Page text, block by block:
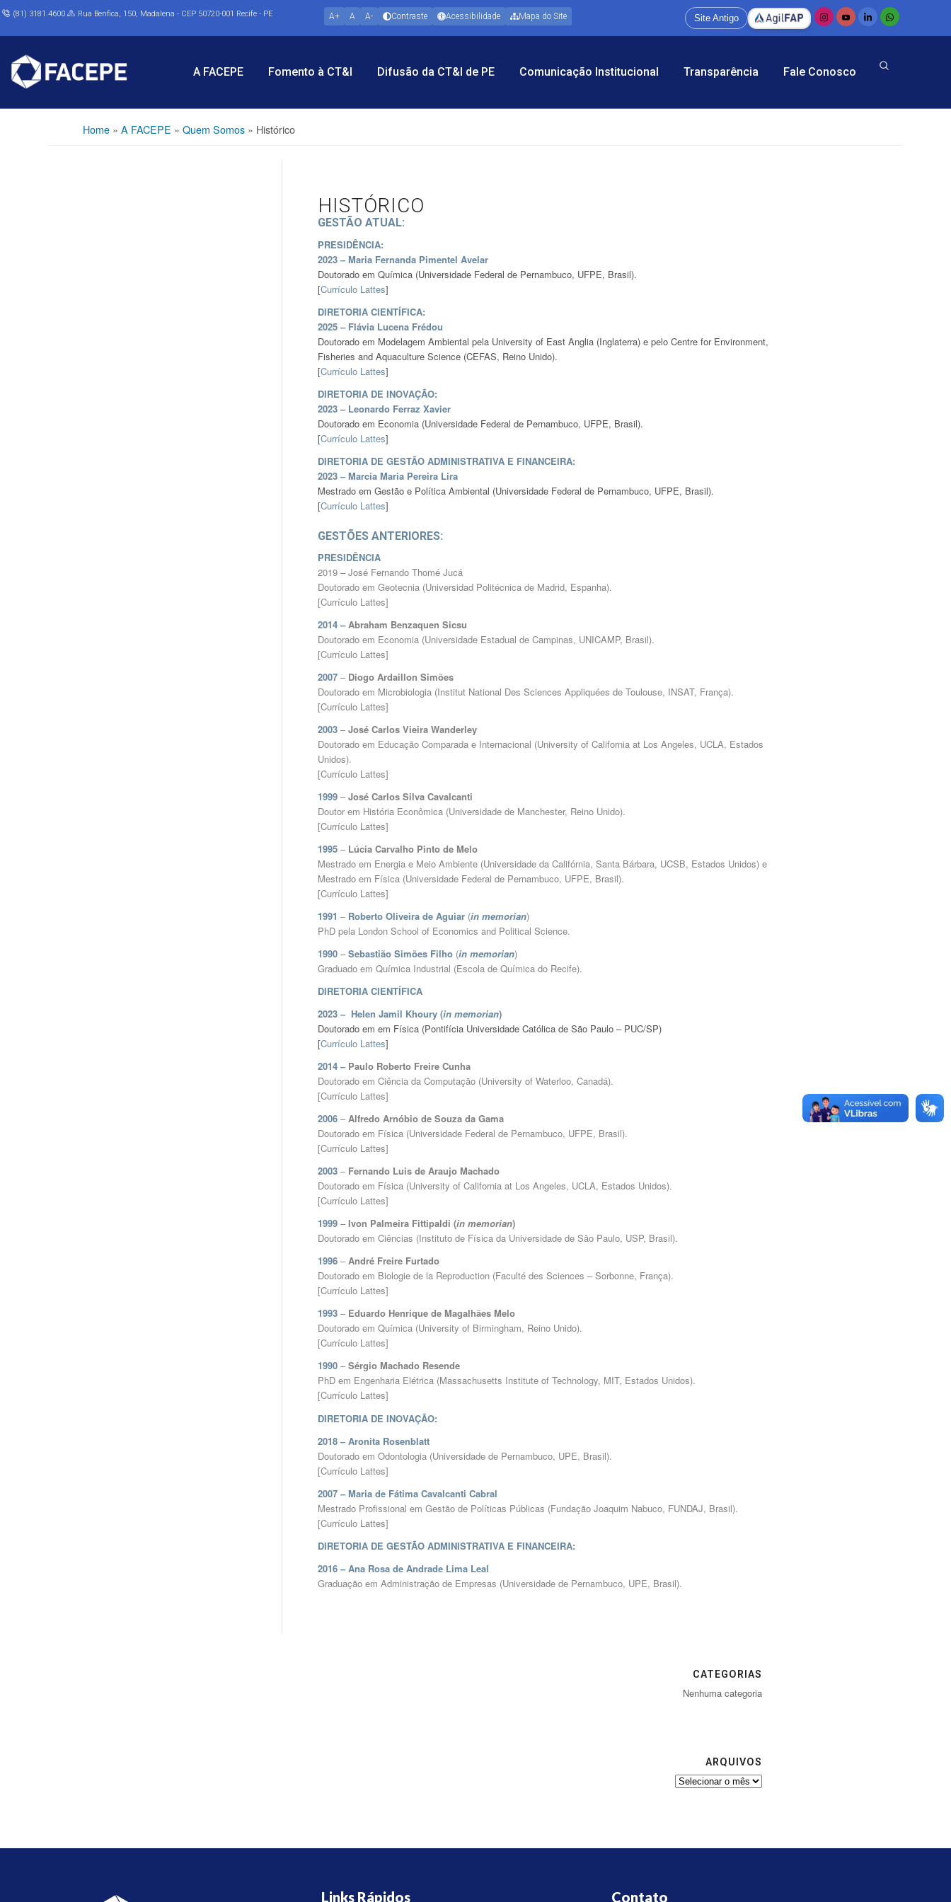
Home »A FACEPE »Quem Somos » Histórico
(81) 3181.4600 Rua Benfica, 150, Madalena - CEP 50720-001 Recife - PE A+ A A- Contraste Acessibilidade Mapa do Site Site Antigo
A FACEPE Fomento à CT&I Difusão da CT&I de PE Comunicação Institucional Transparência Fale Conosco
HISTÓRICO
GESTÃO ATUAL:
PRESIDÊNCIA:
2023 – Maria Fernanda Pimentel Avelar
Doutorado em Química (Universidade Federal de Pernambuco, UFPE, Brasil).
[Currículo Lattes]
DIRETORIA CIENTÍFICA:
2025 – Flávia Lucena Frédou
Doutorado em Modelagem Ambiental pela University of East Anglia (Inglaterra) e pelo Centre for Environment,
Fisheries and Aquaculture Science (CEFAS, Reino Unido).
[Currículo Lattes]
DIRETORIA DE INOVAÇÃO:
2023 – Leonardo Ferraz Xavier
Doutorado em Economia (Universidade Federal de Pernambuco, UFPE, Brasil).
[Currículo Lattes]
DIRETORIA DE GESTÃO ADMINISTRATIVA E FINANCEIRA:
2023 – Marcia Maria Pereira Lira
Mestrado em Gestão e Política Ambiental (Universidade Federal de Pernambuco, UFPE, Brasil).
[Currículo Lattes]
GESTÕES ANTERIORES:
PRESIDÊNCIA
2019 – José Fernando Thomé Jucá
Doutorado em Geotecnia (Universidad Politécnica de Madrid, Espanha).
[Currículo Lattes]
2014 – Abraham Benzaquen Sicsu
Doutorado em Economia (Universidade Estadual de Campinas, UNICAMP, Brasil).
[Currículo Lattes]
2007 – Diogo Ardaillon Simões
Doutorado em Microbiologia (Institut National Des Sciences Appliquées de Toulouse, INSAT, França).
[Currículo Lattes]
2003 –José Carlos Vieira Wanderley
Doutorado em Educação Comparada e Internacional (University of California at Los Angeles, UCLA, Estados
Unidos).
[Currículo Lattes]
1999 –José Carlos Silva Cavalcanti
Doutor em História Econômica (Universidade de Manchester, Reino Unido).
[Currículo Lattes]
1995 – Lúcia Carvalho Pinto de Melo
Mestrado em Energia e Meio Ambiente (Universidade da Califórnia, Santa Bárbara, UCSB, Estados Unidos) e
Mestrado em Física (Universidade Federal de Pernambuco, UFPE, Brasil).
[Currículo Lattes]
1991 – Roberto Oliveira de Aguiar (in memorian)
PhD pela London School of Economics and Political Science.
1990 –Sebastião Simões Filho (in memorian)
Graduado em Química Industrial (Escola de Química do Recife).
DIRETORIA CIENTÍFICA
2023 – Helen Jamil Khoury (in memorian)
Doutorado em em Física (Pontifícia Universidade Católica de São Paulo – PUC/SP)
[Currículo Lattes]
2014 – Paulo Roberto Freire Cunha
Doutorado em Ciência da Computação (University of Waterloo, Canadá).
[Currículo Lattes]
2006 –Alfredo Arnóbio de Souza da Gama
Doutorado em Física (Universidade Federal de Pernambuco, UFPE, Brasil).
[Currículo Lattes]
2003 – Fernando Luis de Araujo Machado
Doutorado em Física (University of California at Los Angeles, UCLA, Estados Unidos).
[Currículo Lattes]
1999 – Ivon Palmeira Fittipaldi (in memorian)
Doutorado em Ciências (Instituto de Física da Universidade de São Paulo, USP, Brasil).
1996 –André Freire Furtado
Doutorado em Biologie de la Reproduction (Faculté des Sciences – Sorbonne, França).
[Currículo Lattes]
1993 – Eduardo Henrique de Magalhães Melo
Doutorado em Química (University of Birmingham, Reino Unido).
[Currículo Lattes]
1990 –Sérgio Machado Resende
PhD em Engenharia Elétrica (Massachusetts Institute of Technology, MIT, Estados Unidos).
[Currículo Lattes]
DIRETORIA DE INOVAÇÃO:
2018 – Aronita Rosenblatt
Doutorado em Odontologia (Universidade de Pernambuco, UPE, Brasil).
[Currículo Lattes]
2007 – Maria de Fátima Cavalcanti Cabral
Mestrado Profissional em Gestão de Políticas Públicas (Fundação Joaquim Nabuco, FUNDAJ, Brasil).
[Currículo Lattes]
DIRETORIA DE GESTÃO ADMINISTRATIVA E FINANCEIRA:
2016 –Ana Rosa de Andrade Lima Leal
Graduação em Administração de Empresas (Universidade de Pernambuco, UPE, Brasil).
CATEGORIAS
Nenhuma categoria
ARQUIVOS
Links Rápidos Contato